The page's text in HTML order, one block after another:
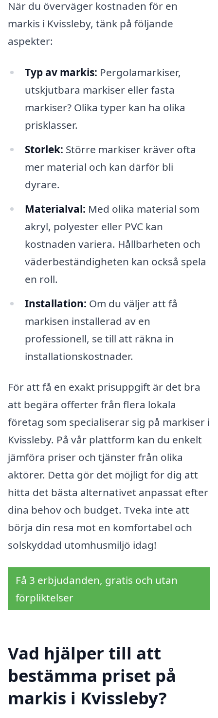
När du överväger kostnaden för en
markis i Kvissleby, tänk på följande
aspekter:
Typ av markis: Pergolamarkiser,
utskjutbara markiser eller fasta
markiser? Olika typer kan ha olika
prisklasser.
Storlek: Större markiser kräver ofta
mer material och kan därför bli
dyrare.
Materialval: Med olika material som
akryl, polyester eller PVC kan
kostnaden variera. Hållbarheten och
väderbeständigheten kan också spela
en roll.
Installation: Om du väljer att få
markisen installerad av en
professionell, se till att räkna in
installationskostnader.
För att få en exakt prisuppgift är det bra
att begära offerter från flera lokala
företag som specialiserar sig på markiser i
Kvissleby. På vår plattform kan du enkelt
jämföra priser och tjänster från olika
aktörer. Detta gör det möjligt för dig att
hitta det bästa alternativet anpassat efter
dina behov och budget. Tveka inte att
börja din resa mot en komfortabel och
solskyddad utomhusmiljö idag!
Få 3 erbjudanden, gratis och utan
förpliktelser
Vad hjälper till att
bestämma priset på
markis i Kvissleby?